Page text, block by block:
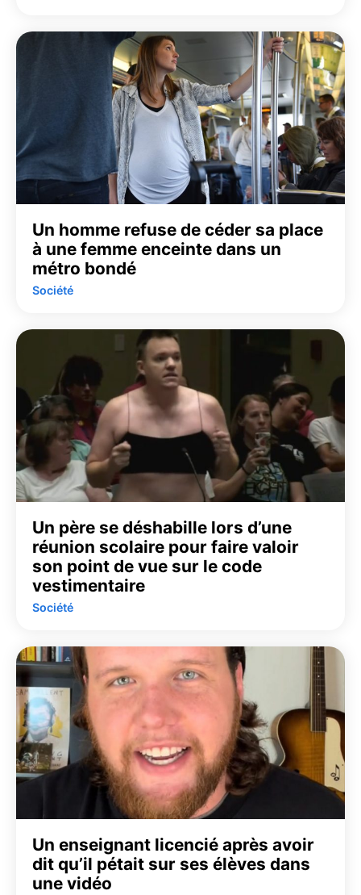
Un homme refuse de céder sa place
à une femme enceinte dans un
métro bondé
Société
Un père se déshabille lors d’une
réunion scolaire pour faire valoir
son point de vue sur le code
vestimentaire
Société
Un enseignant licencié après avoir
dit qu’il pétait sur ses élèves dans
une vidéo